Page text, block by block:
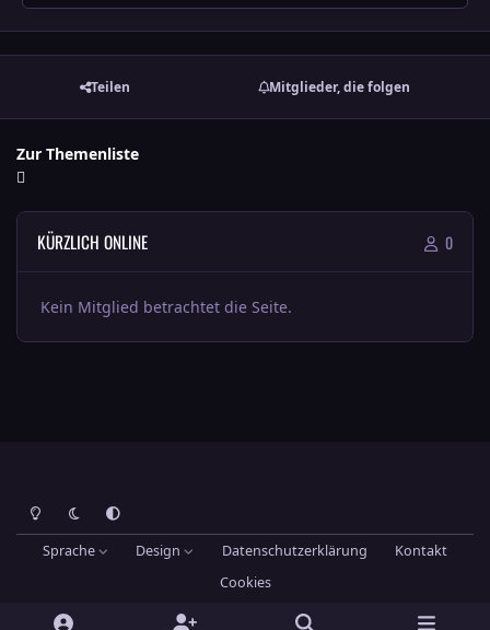
Teilen Mitglieder, die folgen
Zur Themenliste
KÜRZLICH ONLINE 0
Kein Mitglied betrachtet die Seite.
Heller ModusDunkler ModusSystemeinstellung
Sprache Design Datenschutzerklärung
Kontakt
Cookies